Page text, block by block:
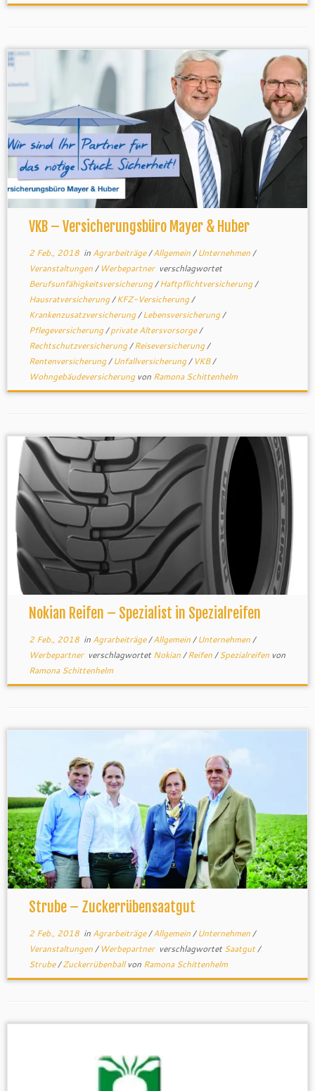
VKB – Versicherungsbüro Mayer & Huber
2 Feb., 2018in Agrarbeiträge/Allgemein/Unternehmen/
Veranstaltungen/ Werbepartner verschlagwortet
Berufsunfähigkeitsversicherung/Haftpflichtversicherung/
Hausratversicherung/KFZ-Versicherung/
Krankenzusatzversicherung/Lebensversicherung/
Pflegeversicherung/private Altersvorsorge/
Rechtschutzversicherung/Reiseversicherung/
Rentenversicherung/Unfallversicherung/ VKB/
Wohngebäudeversicherung von Ramona Schittenhelm
Nokian Reifen – Spezialist in Spezialreifen
2 Feb., 2018in Agrarbeiträge/Allgemein/Unternehmen/
Werbepartner verschlagwortetNokian/Reifen/Spezialreifen von
Ramona Schittenhelm
Strube – Zuckerrübensaatgut
2 Feb., 2018in Agrarbeiträge/Allgemein/Unternehmen/
Veranstaltungen/ Werbepartner verschlagwortetSaatgut/
Strube/Zuckerrübenballvon Ramona Schittenhelm